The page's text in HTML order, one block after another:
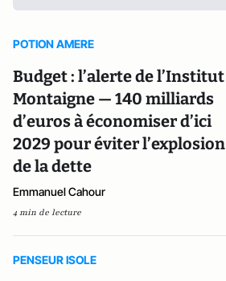
POTION AMERE
Budget : l’alerte de l’Institut
Montaigne — 140 milliards
d’euros à économiser d’ici
2029 pour éviter l’explosion
de la dette
Emmanuel Cahour
4 min de lecture
PENSEUR ISOLE